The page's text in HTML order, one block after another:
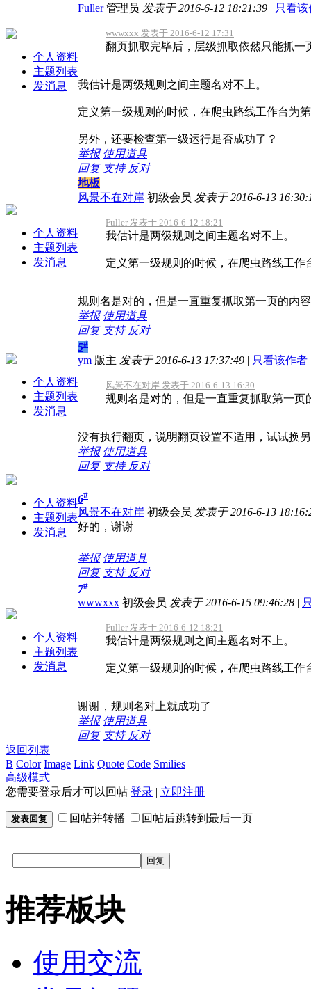
个人资料
主题列表
发消息
Fuller 管理员 发表于 2016-6-12 18:21:39 | 只看该
wwwxxx 发表于 2016-6-12 17:31
翻页抓取完毕后，层级抓取依然只能抓
我估计是两级规则之间主题名对不上。
定义第一级规则的时候，在爬虫路线工作台为
另外，还要检查第一级运行是否成功了？
举报 使用道具
回复 支持 反对
个人资料
主题列表
发消息
地板
风景不在对岸 初级会员 发表于 2016-6-13
Fuller 发表于 2016-6-12 18:21
我估计是两级规则之间主题名对不上。
定义第一级规则的时候，在爬虫路线工作
规则名是对的，但是一直重复抓取第一页的内
举报 使用道具
回复 支持 反对
个人资料
主题列表
发消息
5#
ym 版主 发表于 2016-6-13 17:37:49 | 只看该作者
风景不在对岸 发表于 2016-6-13 16:30
规则名是对的，但是一直重复抓取第一页
没有执行翻页，说明翻页设置不适用，试试换
举报 使用道具
回复 支持 反对
个人资料
主题列表
发消息
6#
风景不在对岸 初级会员 发表于 2016-6-13
好的，谢谢
举报 使用道具
回复 支持 反对
个人资料
主题列表
发消息
7#
wwwxxx 初级会员 发表于 2016-6-15 09:46:28 |
Fuller 发表于 2016-6-12 18:21
我估计是两级规则之间主题名对不上。
定义第一级规则的时候，在爬虫路线工作
谢谢，规则名对上就成功了
举报 使用道具
回复 支持 反对
返回列表
B Color Image Link Quote Code Smilies
高级模式
您需要登录后才可以回帖 登录 | 立即注册
发表回复 回帖并转播 回帖后跳转到最后一页
回复
推荐板块
使用交流